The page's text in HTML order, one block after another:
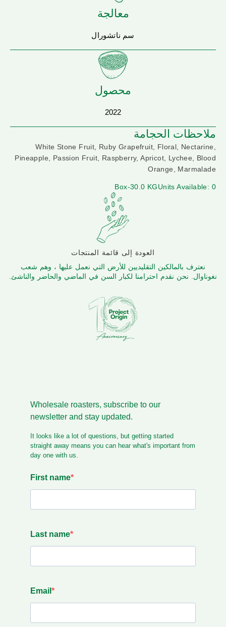
معالجة
سم ناتشورال
محصول
2022
ملاحظات الحجامة
White Stone Fruit, Ruby Grapefruit, Floral, Nectarine,
Pineapple, Passion Fruit, Raspberry, Apricot, Lychee, Blood
Orange, Marmalade
Units Available: 0
Box-30.0 KG
العودة إلى قائمة المنتجات
نعترف بالمالكين التقليديين للأرض التي نعمل عليها ، وهم شعب
نغوناوال. نحن نقدم احترامنا لكبار السن في الماضي والحاضر والناشئ.